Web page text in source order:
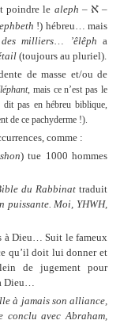
poindre le aleph – א –
!) hébreu… mais
milliers… ’êlêph a
(toujours au pluriel).
de masse et/ou de
, mais ce n’est pas le
pas en hébreu biblique,
de ce pachyderme !).
comme :
) tue 1000 hommes
du Rabbinat traduit
puissante. Moi, YHWH,
à Dieu… Suit le fameux
qu’il doit lui donner et
de jugement pour
Dieu…
à jamais son alliance,
conclu avec Abraham,